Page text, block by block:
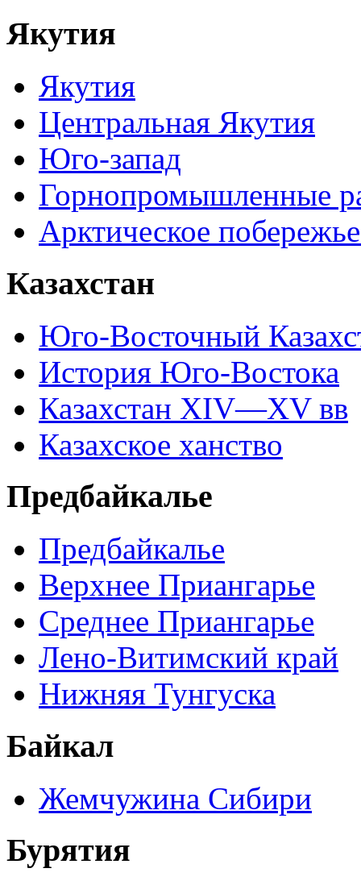
Якутия
Якутия
Центральная Якутия
Юго-запад
Горнопромышленные
Арктическое
Казахстан
Юго-Восточный
История Юго-Востока
Казахстан XIV—XV вв
Казахское ханство
Предбайкалье
Предбайкалье
Верхнее Приангарье
Среднее Приангарье
Лено-Витимский край
Нижняя Тунгуска
Байкал
Жемчужина Сибири
Бурятия